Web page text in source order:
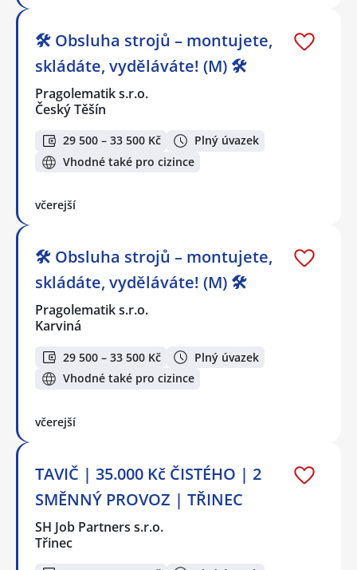
🛠️ Obsluha strojů – montujete,
skládáte, vyděláváte! (M) 🛠️
Pragolematik s.r.o.
Český Těšín
29 500 – 33 500 Kč
Plný úvazek
Vhodné také pro cizince
včerejší
🛠️ Obsluha strojů – montujete,
skládáte, vyděláváte! (M) 🛠️
Pragolematik s.r.o.
Karviná
29 500 – 33 500 Kč
Plný úvazek
Vhodné také pro cizince
včerejší
TAVIČ | 35.000 Kč ČISTÉHO | 2
SMĚNNÝ PROVOZ | TŘINEC
SH Job Partners s.r.o.
Třinec